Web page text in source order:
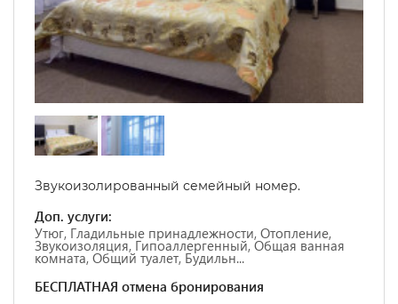
Звукоизолированный семейный номер.
Доп. услуги:
Утюг, Гладильные принадлежности, Отопление,
Звукоизоляция, Гипоаллергенный, Общая ванная
комната, Общий туалет, Будильн...
БЕСПЛАТНАЯ отмена бронирования